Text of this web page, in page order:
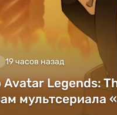
19 часов назад
Avatar Legends:
мультсериала